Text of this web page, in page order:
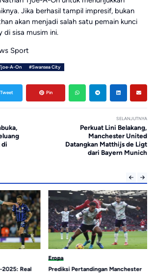
Jika berhasil tampil impresif, bukan
akan menjadi salah satu pemain kunci
di sisa musim ini.
Sport
A-On #Swansea City
Tweet Pin
di
SELANJUTNYA
Perkuat Lini Belakang,
Manchester United
Datangkan Matthijs de Ligt
dari Bayern Munich
2025: Real
Eropa
Prediksi Pertandingan Manchester